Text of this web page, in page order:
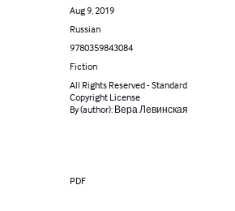
Aug 9, 2019
Russian
9780359843084
Fiction
All Rights Reserved - Standard
Copyright License
By (author): Вера Левинская
PDF